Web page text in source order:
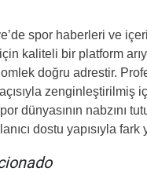
spor haberleri ve
kaliteli bir platform
doğru adrestir.
açısıyla zenginleştirilmiş
dünyasının nabzını
dostu yapısıyla fark